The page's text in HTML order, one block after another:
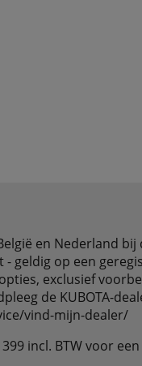
en Nederland
geldig op een
exclusief
de KUBOTA-
vind-mijn-dealer/
incl. BTW voor een